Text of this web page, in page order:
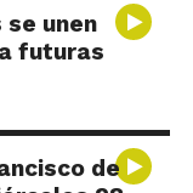
unen
futuras
de